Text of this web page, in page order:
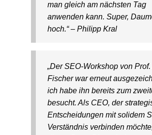
man gleich am nächsten Tag
anwenden kann. Super,
hoch.“ – Philipp Kral
„Der SEO-Workshop von
Fischer war erneut
ich habe ihn bereits zum
besucht. Als CEO, der
Entscheidungen mit solidem
Verständnis verbinden